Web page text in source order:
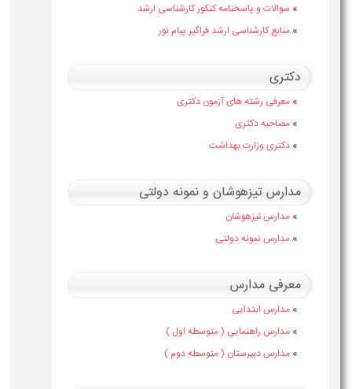
» سوالات و پاسخنامه کنکور کارشناسی ارشد
» منابع کارشناسی ارشد فراگیر پیام نور
دکتری
» معرفی رشته های آزمون دکتری
» مصاحبه دکتری
» دکتری وزارت بهداشت
مدارس تیزهوشان و نمونه دولتی
» مدارس تیزهوشان
» مدارس نمونه دولتی
معرفی مدارس
» مدارس ابتدایی
» مدارس راهنمایی ( متوسطه اول )
» مدارس دبیرستان ( متوسطه دوم )